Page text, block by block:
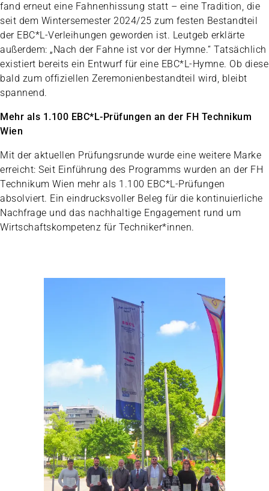
fand erneut eine Fahnenhissung statt – eine Tradition, die
seit dem Wintersemester 2024/25 zum festen Bestandteil
der EBC*L-Verleihungen geworden ist. Leutgeb erklärte
außerdem: „Nach der Fahne ist vor der Hymne.“ Tatsächlich
existiert bereits ein Entwurf für eine EBC*L-Hymne. Ob diese
bald zum offiziellen Zeremonienbestandteil wird, bleibt
spannend.
Mehr als 1.100 EBC*L-Prüfungen an der FH Technikum
Wien
Mit der aktuellen Prüfungsrunde wurde eine weitere Marke
erreicht: Seit Einführung des Programms wurden an der FH
Technikum Wien mehr als 1.100 EBC*L-Prüfungen
absolviert. Ein eindrucksvoller Beleg für die kontinuierliche
Nachfrage und das nachhaltige Engagement rund um
Wirtschaftskompetenz für Techniker*innen.